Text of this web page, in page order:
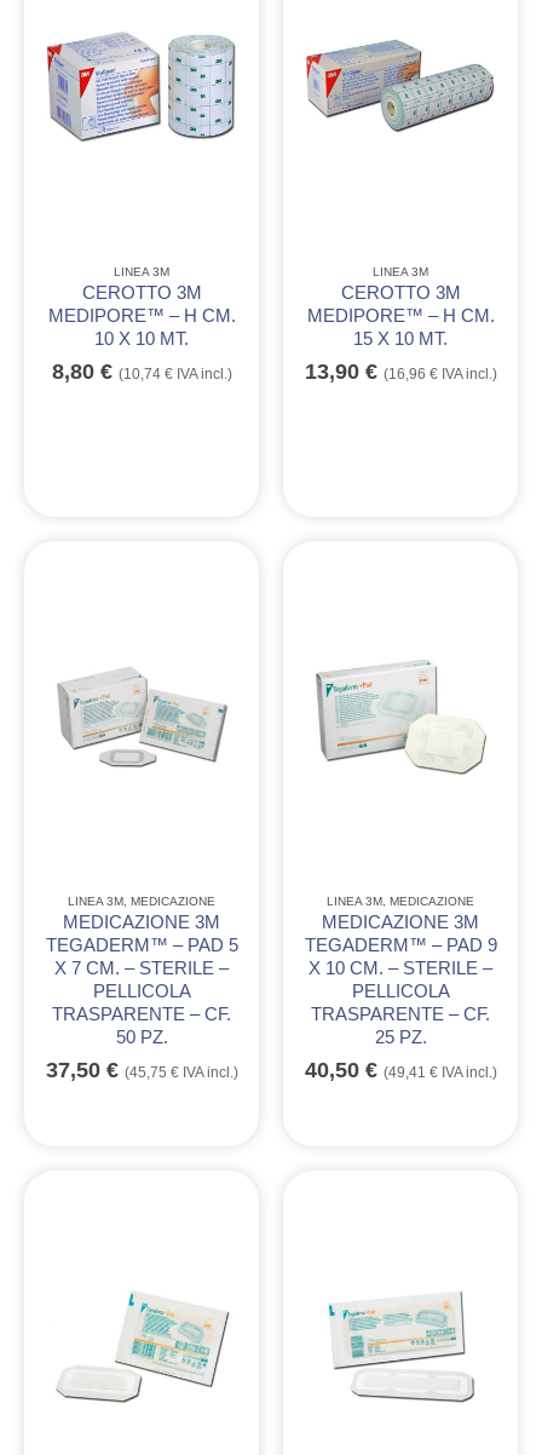
LINEA 3M
CEROTTO 3M
MEDIPORE™ – H CM.
10 X 10 MT.
8,80 € (10,74 €IVA incl.)
LINEA 3M
CEROTTO 3M
MEDIPORE™ – H CM.
15 X 10 MT.
13,90 € (16,96 €IVA incl.)
LINEA 3M, MEDICAZIONE
MEDICAZIONE 3M
TEGADERM™ – PAD 5
X 7 CM. – STERILE –
PELLICOLA
TRASPARENTE – CF.
50 PZ.
37,50 € (45,75 €IVA incl.)
LINEA 3M, MEDICAZIONE
MEDICAZIONE 3M
TEGADERM™ – PAD 9
X 10 CM. – STERILE –
PELLICOLA
TRASPARENTE – CF.
25 PZ.
40,50 € (49,41 €IVA incl.)